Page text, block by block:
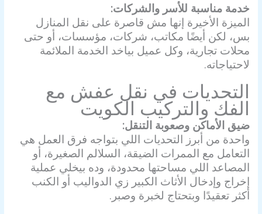
خدمة مناسبة للأسر والشركات:
الميزة الأخيرة إنها مش قاصرة على نقل المنازل
بس، لكن أيضًا مكاتب، شركات، مؤسسات، أو حتى
محلات تجارية، وكل عميل بياخد الخدمة الملائمة
لاحتياجاته.
التحديات في نقل عفش مع
الفك والتركيب الكويت
ضيق الأماكن وصعوبة التنقل:
واحدة من أبرز التحديات اللي بتواجه فرق العمل هي
التعامل مع الممرات الضيقة، السلالم الصغيرة، أو
المصاعد اللي مساحتها محدودة، وده بيخلي عملية
إخراج وإدخال الأثاث الكبير زي الدواليب أو الكنب
أكثر تعقيدًا وبتحتاج لخبرة وصبر.